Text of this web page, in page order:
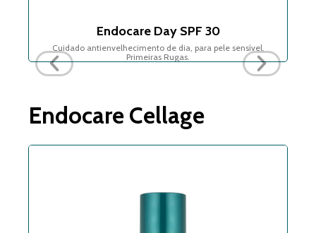
Endocare Day SPF 30
Cuidado antienvelhecimento de dia, para pele sensível.
Primeiras Rugas.
Endocare Cellage